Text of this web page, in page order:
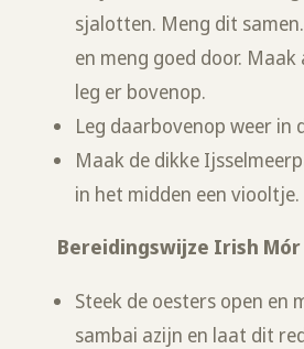
sjalotten. Meng dit
en meng goed door.
leg er bovenop.
Leg daarbovenop weer in
Maak de dikke
in het midden een viooltje.
Bereidingswijze Irish
Steek de oesters open en
sambai azijn en laat dit